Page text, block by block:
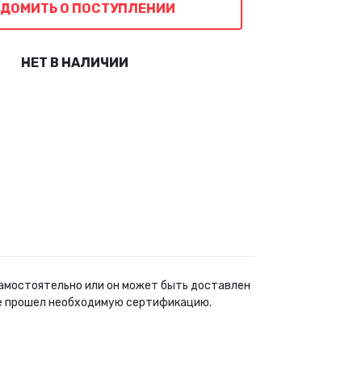
О ПОСТУПЛЕНИИ
НЕТ В НАЛИЧИИ
или он может быть доставлен
прошел необходимую сертификацию.